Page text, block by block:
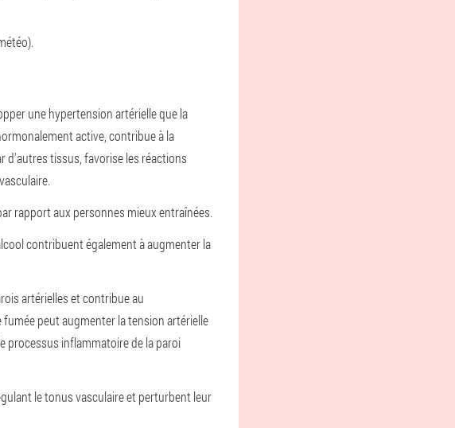
une hypertension artérielle que la
active, contribue à la
d'autres tissus, favorise les réactions
rapport aux personnes mieux entraînées.
contribuent également à augmenter la
artérielles et contribue au
peut augmenter la tension artérielle
processus inflammatoire de la paroi
le tonus vasculaire et perturbent leur